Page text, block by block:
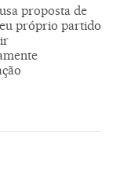
proposta de
próprio partido